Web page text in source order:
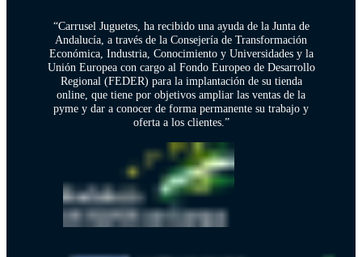
“Carrusel Juguetes, ha recibido una ayuda de la Junta de
Andalucía, a través de la Consejería de Transformación
Económica, Industria, Conocimiento y Universidades y la
Unión Europea con cargo al Fondo Europeo de Desarrollo
Regional (FEDER) para la implantación de su tienda
online, que tiene por objetivos ampliar las ventas de la
pyme y dar a conocer de forma permanente su trabajo y
oferta a los clientes.”